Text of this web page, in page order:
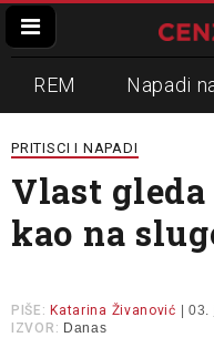
REM Napadi
Zvučni top
Propaganda
Informer
PRITISCI I NAPADI
Vlast
kao na
PIŠE: Katarina Živanović |
IZVOR: Danas